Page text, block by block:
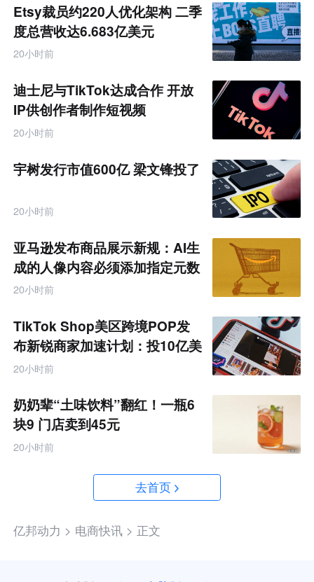
Etsy裁员约220人优化架构 二季
度总营收达6.683亿美元
20小时前
迪士尼与TikTok达成合作 开放
IP供创作者制作短视频
20小时前
宇树发行市值600亿 梁文锋投了
20小时前
亚马逊发布商品展示新规：AI生
成的人像内容必须添加指定元数
据
20小时前
TikTok Shop美区跨境POP发
布新锐商家加速计划：投10亿美
金资源帮扶四类商家
20小时前
奶奶辈“土味饮料”翻红！一瓶6
块9 门店卖到45元
20小时前
去首页
亿邦动力 > 电商快讯 > 正文